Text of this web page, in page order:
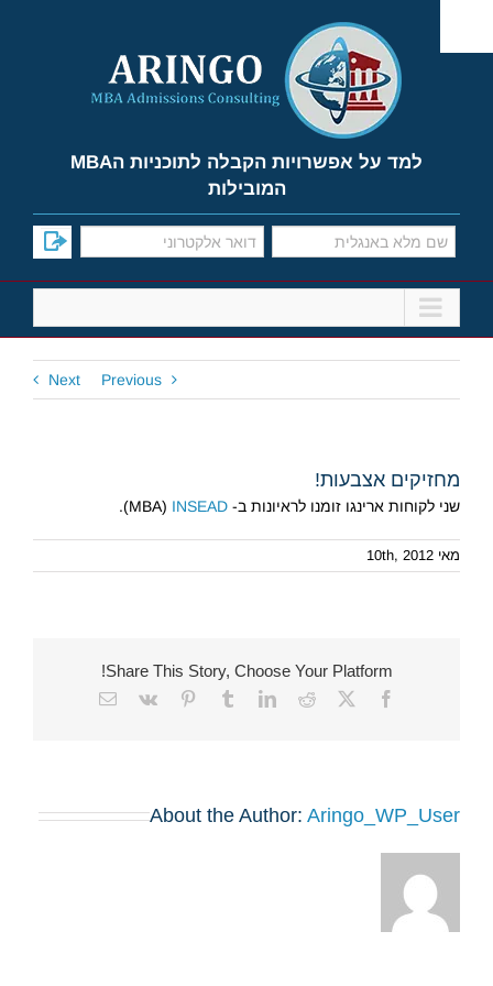
content
למד על אפשרויות הקבלה לתוכניות הMBA
המובילות
Previous
Next
מחזיקים אצבעות!
שני לקוחות ארינגו זומנו לראיונות ב- MBA) INSEAD
).
מאי 10th, 2012
Share This Story, Choose Your Platform!
Facebook
X
Reddit
LinkedIn
Tumblr
Pinterest
Vk
Email
About the Author: Aringo_WP_User